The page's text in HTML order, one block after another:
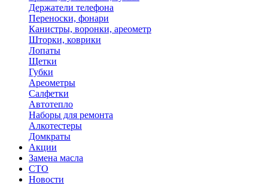
Держатели телефона
Переноски, фонари
Канистры, воронки, ареометр
Шторки, коврики
Лопаты
Щетки
Губки
Ареометры
Салфетки
Автотепло
Наборы для ремонта
Алкотестеры
Домкраты
Акции
Замена масла
СТО
Новости